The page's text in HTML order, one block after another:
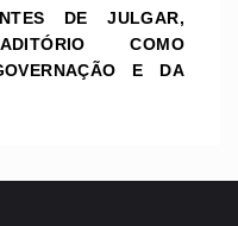
DE JULGAR,
COMO
E DA